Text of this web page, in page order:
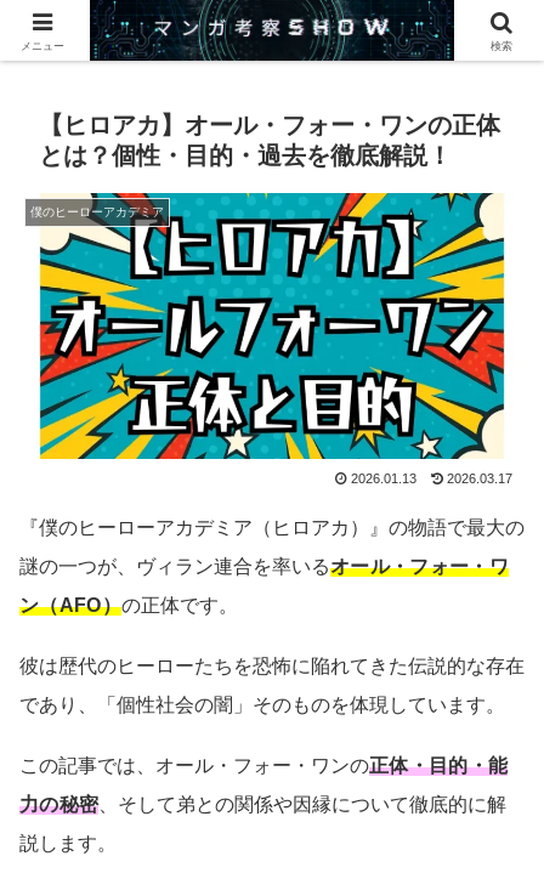
このサイトでは漫画・アニメについて紹介します。
【ヒロアカ】オール・フォー・ワンの正体
とは？個性・目的・過去を徹底解説！
僕のヒーローアカデミア
2026.01.13 2026.03.17
『僕のヒーローアカデミア（ヒロアカ）』の物語で最大の
謎の一つが、ヴィラン連合を率いるオール・フォー・ワ
ン（AFO）の正体です。
彼は歴代のヒーローたちを恐怖に陥れてきた伝説的な存在
であり、「個性社会の闇」そのものを体現しています。
この記事では、オール・フォー・ワンの正体・目的・能
力の秘密、そして弟との関係や因縁について徹底的に解
説します。
メニュー 検索